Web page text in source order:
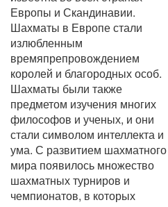
Европы и Скандинавии.
Шахматы в Европе стали
излюбленным
времяпрепровождением
королей и благородных особ.
Шахматы были также
предметом изучения многих
философов и ученых, и они
стали символом интеллекта и
ума. С развитием шахматного
мира появилось множество
шахматных турниров и
чемпионатов, в которых